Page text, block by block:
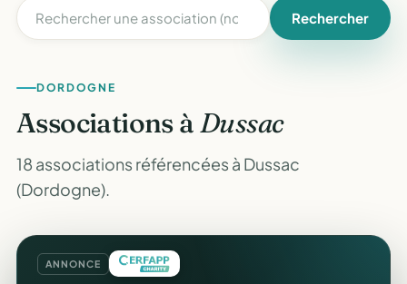
Rechercher
DORDOGNE
Associations àDussac
18 associations référencées à Dussac
(Dordogne).
ANNONCE